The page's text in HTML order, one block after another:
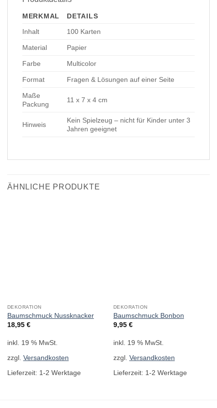
MERKMAL
DETAILS
Inhalt
100 Karten
Material Papier
Farbe Multicolor
Format Fragen & Lösungen auf einer Seite
Maße
Packung
11 x 7 x 4 cm
Hinweis
Kein Spielzeug – nicht für Kinder unter 3
Jahren geeignet
ÄHNLICHE PRODUKTE
DEKORATION
Baumschmuck Nussknacker
18,95 €
inkl. 19 % MwSt.
zzgl. Versandkosten
Lieferzeit: 1-2 Werktage
DEKORATION
Baumschmuck Bonbon
9,95 €
inkl. 19 % MwSt.
zzgl. Versandkosten
Lieferzeit: 1-2 Werktage